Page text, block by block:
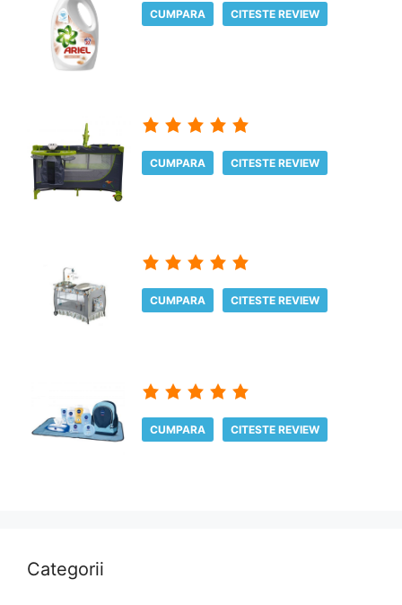
CUMPARA CITESTE REVIEW
CUMPARA CITESTE REVIEW
CUMPARA CITESTE REVIEW
CUMPARA CITESTE REVIEW
Categorii